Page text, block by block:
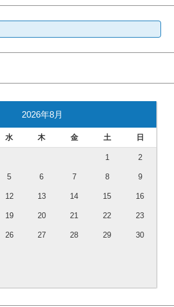
2026年8月
水 木 金 土 日
1 2
5 6 7 8 9
12 13 14 15 16
19 20 21 22 23
26 27 28 29 30